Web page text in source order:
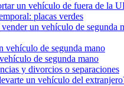
un vehículo de fuera de la
placas verdes
un vehículo de segunda
vehículo de segunda mano
de segunda mano
y divorcios o separaciones
un vehículo del